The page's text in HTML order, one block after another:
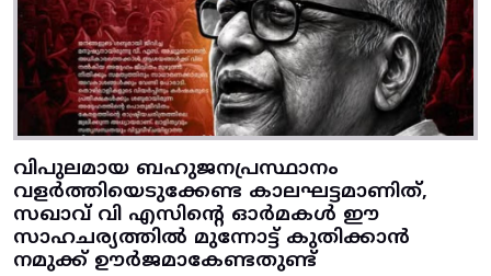
വിപുലമായ ബഹുജനപ്രസ്ഥാനം
വളർത്തിയെടുക്കേണ്ട കാലഘട്ടമാണിത്,
സഖാവ് വി എസിന്റെ ഓർമകൾ ഈ
സാഹചര്യത്തിൽ മുന്നോട്ട്‌ കുതിക്കാൻ
നമുക്ക് ഊർജമാകേണ്ടതുണ്ട്